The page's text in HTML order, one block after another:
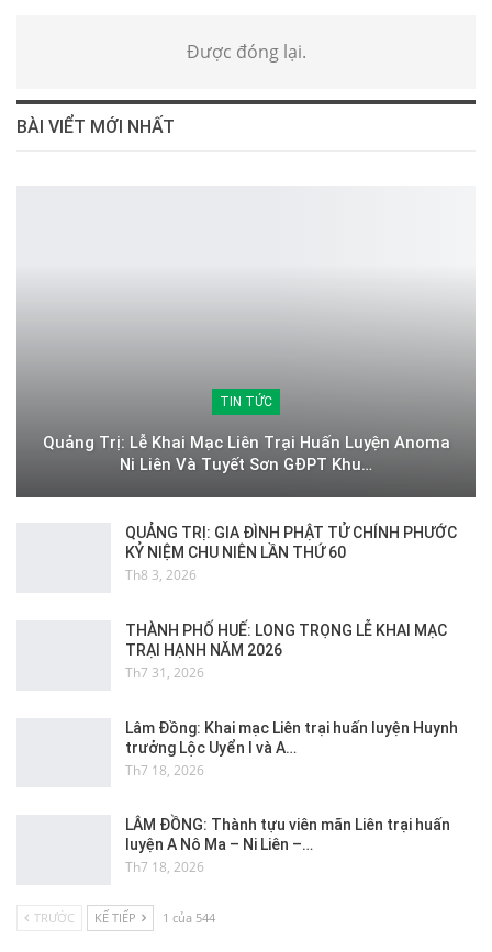
Được đóng lại.
BÀI VIỂT MỚI NHẤT
TIN TỨC
Quảng Trị: Lễ Khai Mạc Liên Trại Huấn Luyện Anoma
Ni Liên Và Tuyết Sơn GĐPT Khu…
QUẢNG TRỊ: GIA ĐÌNH PHẬT TỬ CHÍNH PHƯỚC
KỶ NIỆM CHU NIÊN LẦN THỨ 60
Th8 3, 2026
THÀNH PHỐ HUẾ: LONG TRỌNG LỄ KHAI MẠC
TRẠI HẠNH NĂM 2026
Th7 31, 2026
Lâm Đồng: Khai mạc Liên trại huấn luyện Huynh
trưởng Lộc Uyển I và A…
Th7 18, 2026
LÂM ĐỒNG: Thành tựu viên mãn Liên trại huấn
luyện A Nô Ma – Ni Liên –…
Th7 18, 2026
TRƯỚC KẾ TIẾP 1 của 544